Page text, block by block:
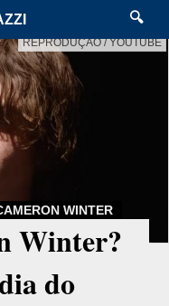
🔍
REPRODUÇÃO / YOUTUBE
WINTER
Winter?
do